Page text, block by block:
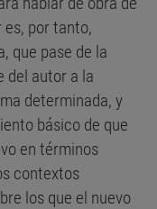
por tanto,
que pase de la
del autor a la
determinada, y
básico de que
en términos
contextos
los que el nuevo